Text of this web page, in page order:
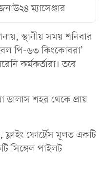
ম্যাসেঞ্জার
স্থানীয় সময় শনিবার
পি-৬৩ কিংকোবরা’
কর্মকর্তারা। তবে
ডালাস শহর থেকে প্রায়
ফ্লাইং ফোর্ট্রেস মূলত একটি
সিঙ্গেল পাইলট